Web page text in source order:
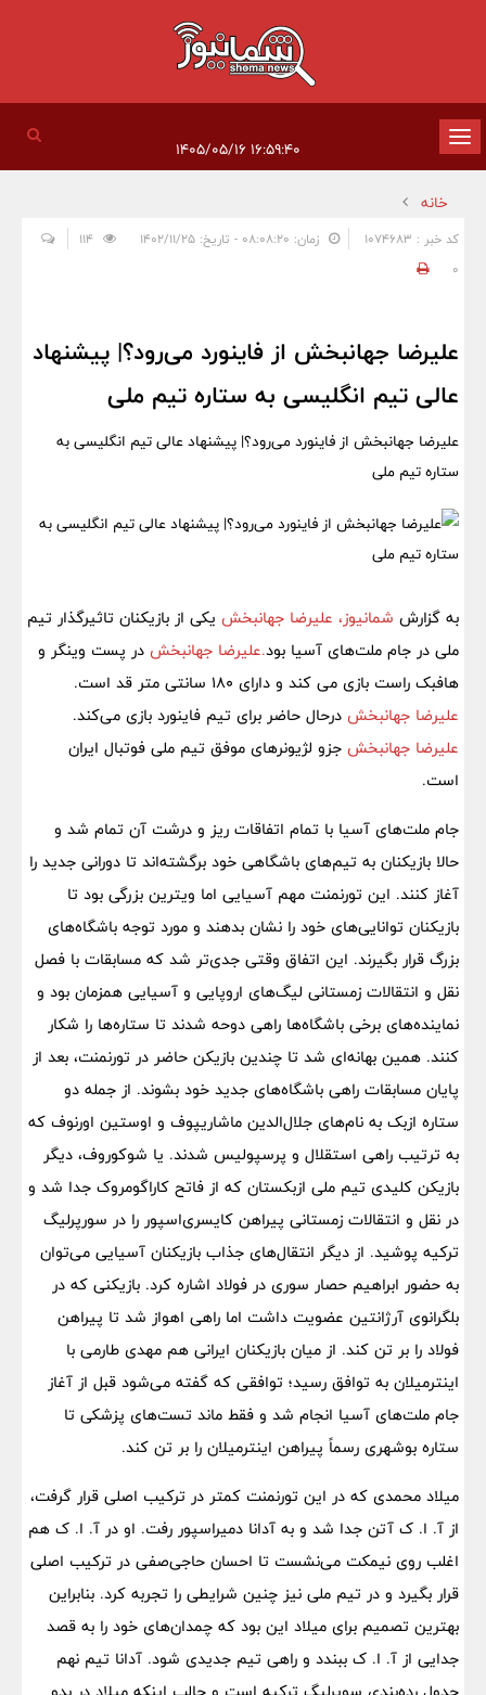
تغییر
وضعیت
ناوبری
خانه
کد خبر : 1074683 زمان: ۰۸:۰۸:۲۰ - تاریخ: ۱۴۰۲/۱۱/۲۵
0
علیرضا جهانبخش از فاینورد می‌رود؟| پیشنهاد
عالی تیم انگلیسی به ستاره تیم ملی
علیرضا جهانبخش از فاینورد می‌رود؟| پیشنهاد عالی تیم انگلیسی به
ستاره تیم ملی
به گزارش شمانیوز، علیرضا جهانبخش یکی از بازیکنان تاثیرگذار تیم
ملی در جام ملت‌های آسیا بود.علیرضا جهانبخش در پست وینگر و
هافبک راست بازی می کند و دارای 180 سانتی متر قد است.
علیرضا جهانبخش درحال حاضر برای تیم فاینورد بازی می‌کند.
علیرضا جهانبخش جزو لژیونرهای موفق تیم ملی فوتبال ایران
است.
جام ملت‌های آسیا با تمام اتفاقات ریز و درشت آن تمام شد و
حالا بازیکنان به تیم‌های باشگاهی خود برگشته‌اند تا دورانی جدید را
آغاز کنند. این تورنمنت مهم آسیایی اما ویترین بزرگی بود تا
بازیکنان توانایی‌های خود را نشان بدهند و مورد توجه باشگاه‌های
بزرگ قرار بگیرند. این اتفاق وقتی جدی‌تر شد که مسابقات با فصل
نقل و انتقالات زمستانی لیگ‌های اروپایی و آسیایی همزمان بود و
نماینده‌های برخی باشگاه‌ها راهی دوحه شدند تا ستاره‌ها را شکار
کنند. همین بهانه‌ای شد تا چندین بازیکن حاضر در تورنمنت، بعد از
پایان مسابقات راهی باشگاه‌های جدید خود بشوند. از جمله دو
ستاره ازبک به نام‌های جلال‌الدین ماشاریپوف و اوستین اورنوف که
به ترتیب راهی استقلال و پرسپولیس شدند. یا شوکوروف، دیگر
بازیکن کلیدی تیم ملی ازبکستان که از فاتح کاراگومروک جدا شد و
در نقل و انتقالات زمستانی پیراهن کایسری‌اسپور را در سورپرلیگ
ترکیه پوشید. از دیگر انتقال‌های جذاب بازیکنان آسیایی می‌توان
به حضور ابراهیم حصار سوری در فولاد اشاره کرد. بازیکنی که در
بلگرانوی آرژانتین عضویت داشت اما راهی اهواز شد تا پیراهن
فولاد را بر تن کند. از میان بازیکنان ایرانی هم مهدی طارمی با
اینترمیلان به توافق رسید؛ توافقی که گفته می‌شود قبل از آغاز
جام ملت‌های آسیا انجام شد و فقط ماند تست‌های پزشکی تا
ستاره بوشهری رسماً پیراهن اینترمیلان را بر تن کند.
میلاد محمدی که در این تورنمنت کمتر در ترکیب اصلی قرار گرفت،
از آ. ا. ک آتن جدا شد و به آدانا دمیراسپور رفت. او در آ. ا. ک هم
اغلب روی نیمکت می‌نشست تا احسان حاجی‌صفی در ترکیب اصلی
قرار بگیرد و در تیم ملی نیز چنین شرایطی را تجربه کرد. بنابراین
بهترین تصمیم برای میلاد این بود که چمدان‌های خود را به قصد
جدایی از آ. ا. ک ببندد و راهی تیم جدیدی شود. آدانا تیم نهم